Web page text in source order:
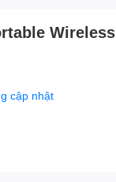
Wireless
cập nhật